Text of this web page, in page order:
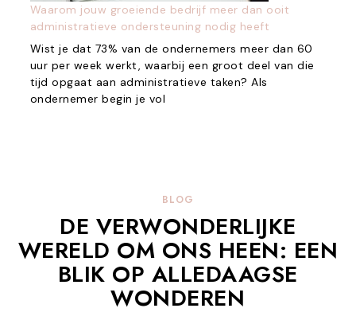
Waarom jouw groeiende bedrijf meer dan ooit
administratieve ondersteuning nodig heeft
Wist je dat 73% van de ondernemers meer dan 60
uur per week werkt, waarbij een groot deel van die
tijd opgaat aan administratieve taken? Als
ondernemer begin je vol
BLOG
DE VERWONDERLIJKE
WERELD OM ONS HEEN: EEN
BLIK OP ALLEDAAGSE
WONDEREN